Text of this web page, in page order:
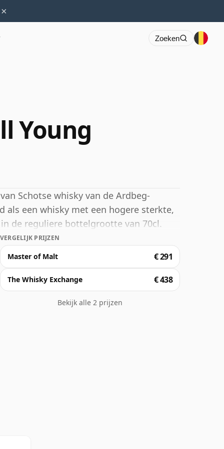
×
Zoeken
Young
Schotse whisky van de Ardbeg-
als een whisky met een hogere sterkte,
de reguliere bottelgrootte van 70cl.
VERGELIJK PRIJZEN
Master of Malt € 291
The Whisky Exchange € 438
Bekijk alle 2 prijzen